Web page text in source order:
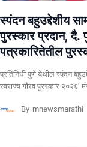
स्पंदन बहुउद्देशीय
पुरस्कार प्रदान, दै.
पत्रकारितेतील
प्रतिनिधी पुणे येथील स्पंदन
स्वराज्य गौरव पुरस्कार २०२६’
By mnewsmarathi